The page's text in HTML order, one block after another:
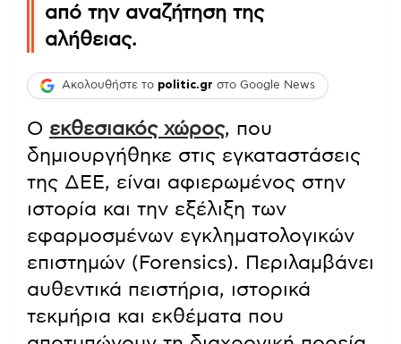
από την αναζήτηση της
αλήθειας.
Ακολουθήστε το politic.gr στο Google News
Ο εκθεσιακός χώρος, που
δημιουργήθηκε στις εγκαταστάσεις
της ΔΕΕ, είναι αφιερωμένος στην
ιστορία και την εξέλιξη των
εφαρμοσμένων εγκληματολογικών
επιστημών (Forensics). Περιλαμβάνει
αυθεντικά πειστήρια, ιστορικά
τεκμήρια και εκθέματα που